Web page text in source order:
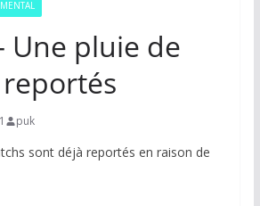
Une pluie de
puk
sont déjà reportés en raison de